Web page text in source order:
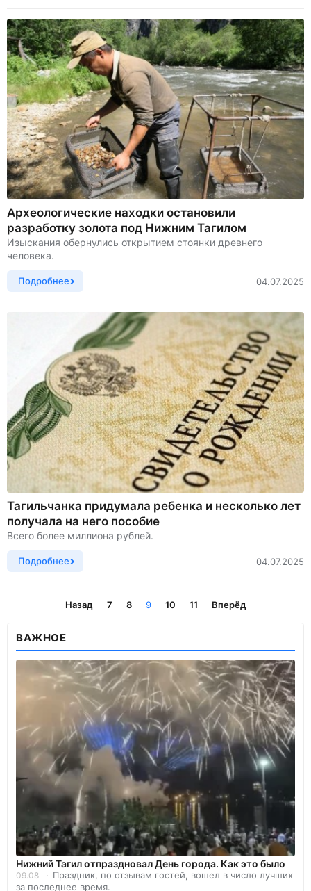
Археологические находки остановили
разработку золота под Нижним Тагилом
Изыскания обернулись открытием стоянки древнего
человека.
Подробнее 04.07.2025
Тагильчанка придумала ребенка и несколько лет
получала на него пособие
Всего более миллиона рублей.
Подробнее 04.07.2025
Назад 7 8 9 10 11 Вперёд
ВАЖНОЕ
Нижний Тагил отпраздновал День города. Как это было
09.08
Праздник, по отзывам гостей, вошел в число лучших
за последнее время.